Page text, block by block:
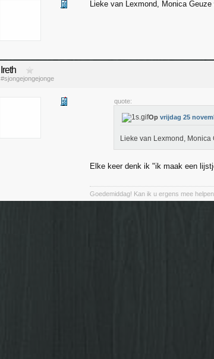
Lieke van Lexmond, Monica
Ireth
#sjongejongejonge
quote:
Op vrijdag 25
Lieke van Lexmond,
Elke keer denk ik "ik maak een
Goedemiddag! Kan ik u ergens mee